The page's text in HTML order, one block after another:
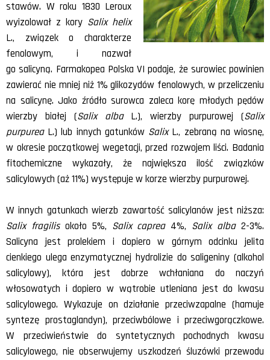
stawów. W roku 1830 Leroux
wyizolował z kory Salix helix
L., związek o charakterze
fenolowym, i nazwał
go salicyną. Farmakopea Polska VI podaje, że surowiec powinien
zawierać nie mniej niż 1% glikozydów fenolowych, w przeliczeniu
na salicynę. Jako źródło surowca zaleca korę młodych pędów
wierzby białej (Salix albaL.), wierzby purpurowej (Salix
purpureaL.) lub innych gatunków SalixL., zebraną na wiosnę,
w okresie początkowej wegetacji, przed rozwojem liści. Badania
fitochemiczne wykazały, że największa ilość związków
salicylowych (aż 11%) występuje w korze wierzby purpurowej.
W innych gatunkach wierzb zawartość salicylanów jest niższa:
Salix fragilisokoło 5%, Salix caprea4%, Salix alba2-3%.
Salicyna jest prolekiem i dopiero w górnym odcinku jelita
cienkiego ulega enzymatycznej hydrolizie do saligeniny (alkohol
salicylowy), która jest dobrze wchłaniana do naczyń
włosowatych i dopiero w wątrobie utleniana jest do kwasu
salicylowego. Wykazuje on działanie przeciwzapalne (hamuje
syntezę prostaglandyn), przeciwbólowe i przeciwgorączkowe.
W przeciwieństwie do syntetycznych pochodnych kwasu
salicylowego, nie obserwujemy uszkodzeń śluzówki przewodu